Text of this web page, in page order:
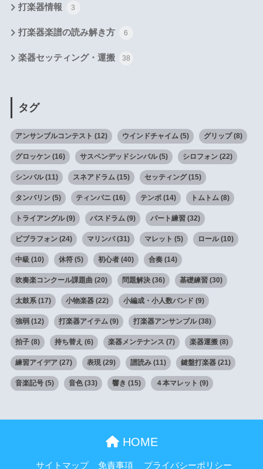
打楽器情報 3
打楽器楽譜の読み解き方 6
楽器セッティング・運搬 38
タグ
アンサンブルコンテスト (12) ウインドチャイム (5) グリップ(8)
グロッケン(16) サスペンデッドシンバル(5) シロフォン(22)
シンバル(11) スネアドラム (15) セッティング(15)
タンバリン(5) ティンパニ (16) テンポ(14) トムトム (8)
トライアングル(9) バスドラム (9) パート練習(32)
ビブラフォン(24) マリンバ(31) マレット (5) ロール(10)
中級 (10) 休符(5) 初心者(40) 合奏(14)
吹奏楽コンクール課題曲 (20) 問題解決(36) 基礎練習(30)
太鼓系(17) 小物楽器(22) 小編成・小人数バンド (9)
強弱(12) 打楽器アイテム (9) 打楽器アンサンブル(38)
拍子(8) 持ち替え (6) 楽器メンテナンス (7) 楽器運搬(8)
練習アイデア(27) 表現(29) 譜読み(11) 鍵盤打楽器(21)
音楽記号(5) 音色(33) 響き (15) ４本マレット (9)
HOME
サイトマップ 免責事項 プライバシーポリシー